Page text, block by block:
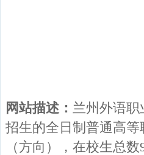
网站描述： 兰州外语
招生的全日制普通高
（方向），在校生总